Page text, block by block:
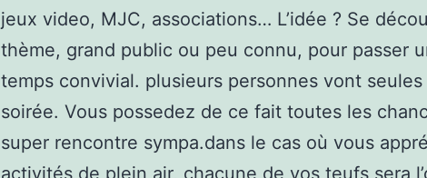
jeux video, MJC, associations… L’idée ? Se
thème, grand public ou peu connu, pour passer
temps convivial. plusieurs personnes vont
soirée. Vous possedez de ce fait toutes les
super rencontre sympa.dans le cas où vous
activités de plein air, chacune de vos teufs sera